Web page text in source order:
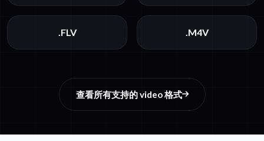
.FLV .M4V
查看所有支持的 video 格式